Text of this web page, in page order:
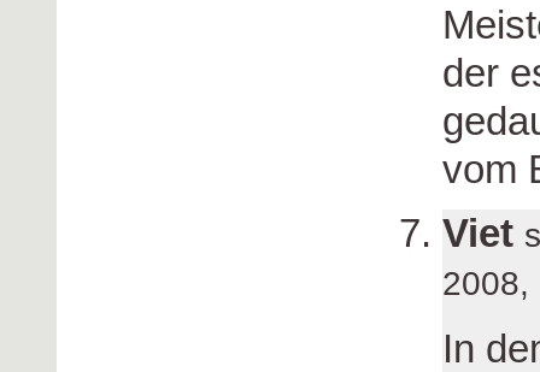
der
vom
Viet
In